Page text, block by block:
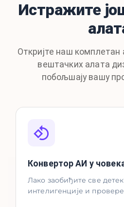
Истражите
Откријте наш
вештачких алата
побољшају вашу
Конвертор АИ у
Лако заобиђите све
интелигенције и провере